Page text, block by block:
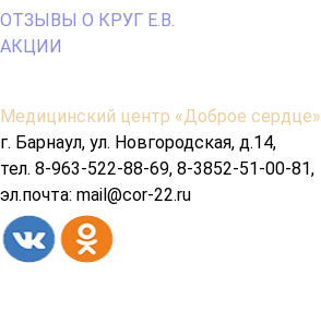
ОТЗЫВЫ О КРУГ Е.В.
АКЦИИ
Содержимое
подвала
Медицинский центр «Доброе сердце»
г. Барнаул, ул. Новгородская, д.14,
тел. 8-963-522-88-69, 8-3852-51-00-81,
эл.почта: mail@cor-22.ru